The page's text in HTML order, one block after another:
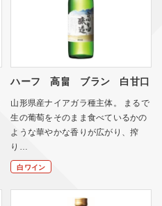
ハーフ 高畠 ブラン 白甘口
山形県産ナイアガラ種主体。 まるで
生の葡萄をそのまま食べているかの
ような華やかな香りが広がり、搾
り…
白ワイン